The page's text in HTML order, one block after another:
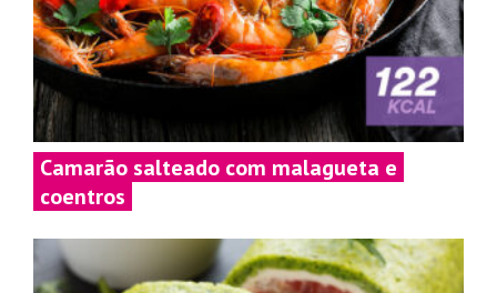
Camarão salteado com malagueta e
coentros